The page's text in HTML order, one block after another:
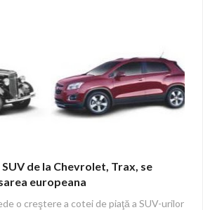
de la Chevrolet, Trax, se
europeana
o creştere a cotei de piaţă a SUV-urilor